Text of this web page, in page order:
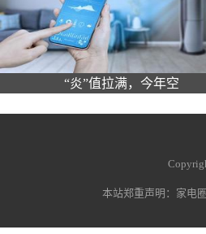
“炎”值拉满，今年空
本站郑重声明： 家电圈